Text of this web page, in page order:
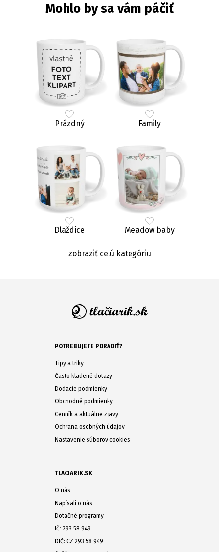
Mohlo by sa vám páčiť
Prázdný Family
Dlaždice Meadow baby
zobraziť celú kategóriu
POTREBUJETE PORADIŤ?
Tipy a triky
Často kladené dotazy
Dodacie podmienky
Obchodné podmienky
Cenník a aktuálne zľavy
Ochrana osobných údajov
Nastavenie súborov cookies
TLACIARIK.SK
O nás
Napísali o nás
Dotačné programy
IČ: 293 58 949
DIČ: CZ 293 58 949